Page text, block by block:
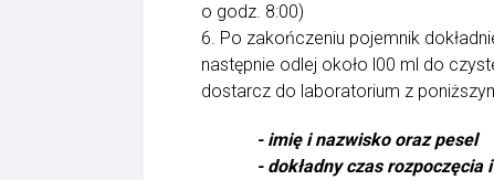
o godz. 8:00)
6. Po zakończeniu pojemnik
następnie odlej około l00 ml do
dostarcz do laboratorium z
- imię i nazwisko oraz pesel
- dokładny czas